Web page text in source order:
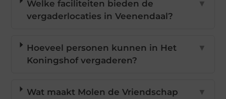
Welke faciliteiten bieden de
vergaderlocaties in Veenendaal?
▼
Hoeveel personen kunnen in Het
Koningshof vergaderen?
▼
Wat maakt Molen de Vriendschap
▼